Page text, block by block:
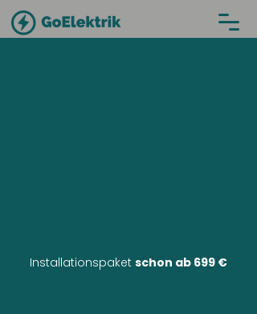
Installationspaket schon ab 699 €